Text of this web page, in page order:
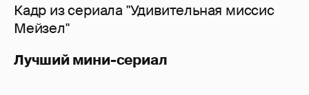
Кадр из сериала "Удивительная миссис
Мейзел"
Лучший мини-сериал